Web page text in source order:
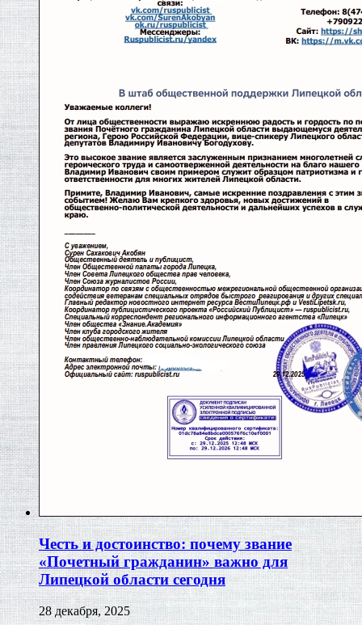
Честь и достоинство: почему звание
«Почетный гражданин» важно для
Липецкой области сегодня
28 декабря, 2025